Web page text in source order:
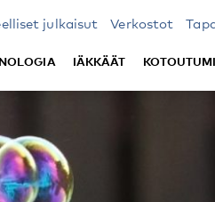
julkaisut Verkostot
IÄKKÄÄT